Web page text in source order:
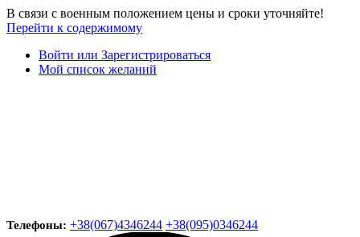
В связи с военным положением цены и сроки уточняйте!
Перейти к содержимому
Войти или Зарегистрироваться
Мой список желаний
Телефоны: +38(067)4346244 +38(095)0346244